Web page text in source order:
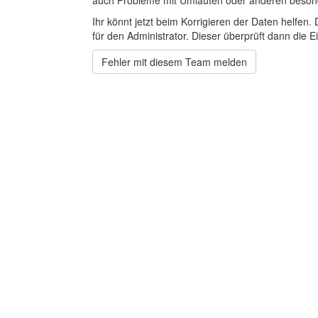
Ihr könnt jetzt beim Korrigieren der Daten
für den Administrator. Dieser überprüft dann die
Fehler mit diesem Team melden